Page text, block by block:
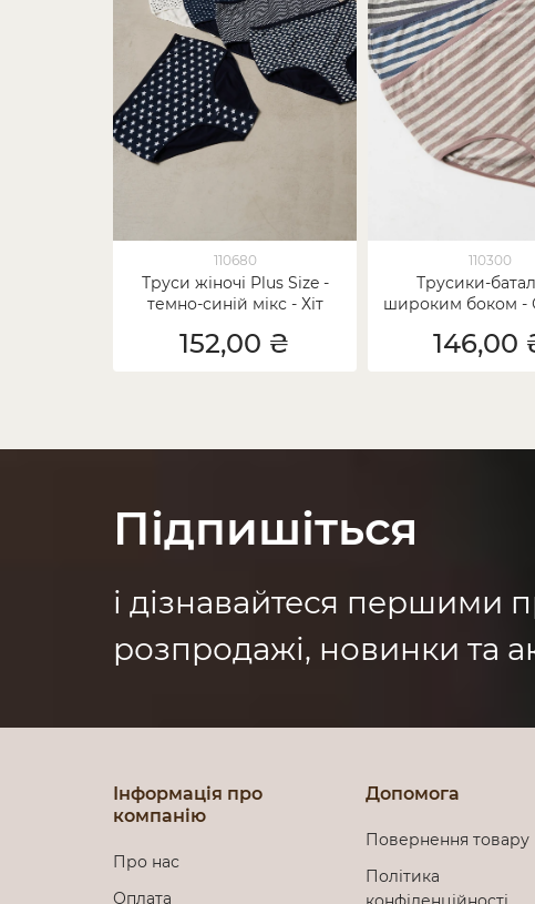
110680
Труси жіночі Plus Size -
темно-синій мікс - Хіт
152,00 ₴
110300
Трусики-
широким боком -
146,00
Підпишіться
і дізнавайтеся першими
розпродажі, новинки та
Інформація про
компанію
Про нас
Оплата
Допомога
Повернення товару
Політика